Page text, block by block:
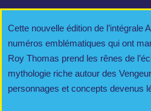
Cette nouvelle édition de l’intégrale
numéros emblématiques qui ont
Roy Thomas prend les rênes de
mythologie riche autour des
personnages et concepts devenus